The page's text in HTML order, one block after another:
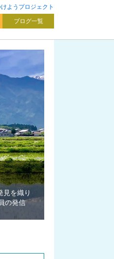
けようプロジェクト
ブログ一覧
見を織り
の発信